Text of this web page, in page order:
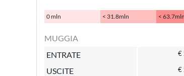
0 mln < 31.8mln < 63.7mln
MUGGIA
ENTRATE
€
USCITE €